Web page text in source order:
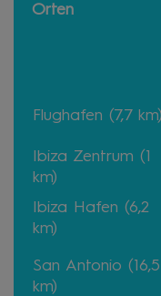
Orten
Flughafen (7,7 km)
Ibiza Zentrum (1
km)
Ibiza Hafen (6,2
km)
San Antonio (16,5
km)